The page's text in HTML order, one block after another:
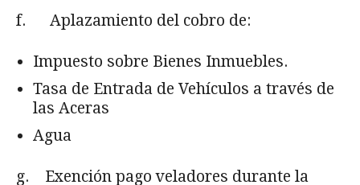
f. Aplazamiento del cobro de:
Impuesto sobre Bienes Inmuebles.
Tasa de Entrada de Vehículos a través de
las Aceras
Agua
g. Exención pago veladores durante la